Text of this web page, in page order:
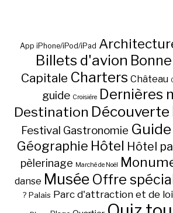
App iPhone/iPod/iPad
Billets d'avion
Capitale Charters Château
guide Croisière Dernières
Destination Découverte
Festival Gastronomie
Géographie Hôtel Hôtel
pèlerinage Marché de Noël
danse Musée Offre
? Palais Parc d'attraction et de